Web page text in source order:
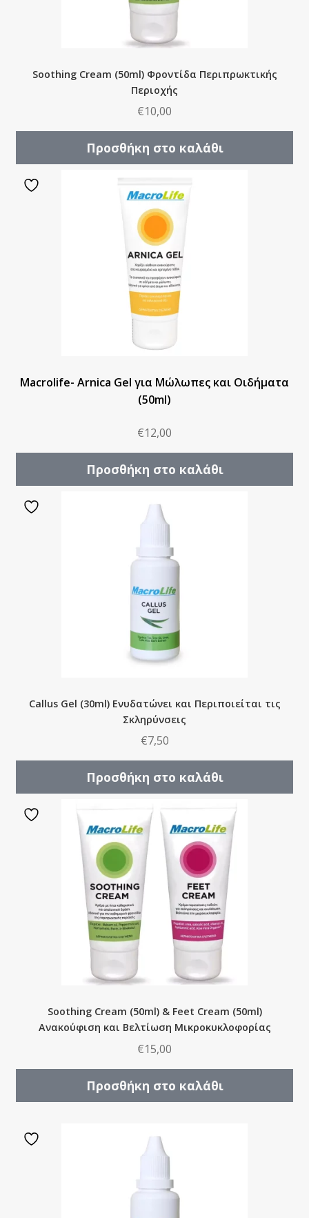
Soothing Cream (50ml) Φροντίδα Περιπρωκτικής
Περιοχής
€10,00
Προσθήκη στο καλάθι
Macrolife- Arnica Gel για Μώλωπες και Οιδήματα
(50ml)
€12,00
Προσθήκη στο καλάθι
Callus Gel (30ml) Ενυδατώνει και Περιποιείται τις
Σκληρύνσεις
€7,50
Προσθήκη στο καλάθι
Soothing Cream (50ml) & Feet Cream (50ml)
Ανακούφιση και Βελτίωση Μικροκυκλοφορίας
€15,00
Προσθήκη στο καλάθι